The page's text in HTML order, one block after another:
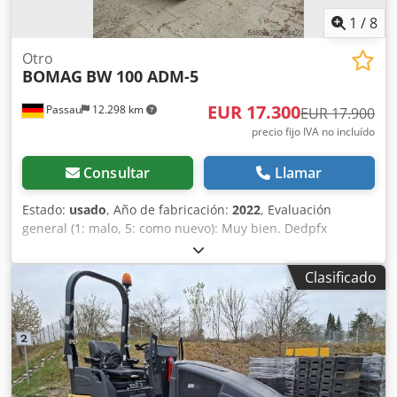
1 /8
Passau 12.298 km
Otro
BOMAG BW 100 ADM-5
EUR 17.300EUR 17.900
precio fijo IVA no incluído
Consultar Llamar
Estado: usado, Año de fabricación: 2022, Evaluación
general (1: malo, 5: como nuevo): Muy bien. Dedpfx
Aiezkzzhopeck ---- ¡Nuevo, cumple con las normas de
seguridad!
Clasificado